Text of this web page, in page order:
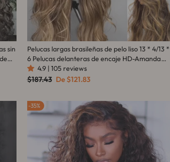
sin
Pelucas largas brasileñas de pelo liso 13 * 4/13 *
6 Pelucas delanteras de encaje HD-Amanda
Hair4.9 | 105 reviews
Precio
$187.43 Precio
De $121.83
35%